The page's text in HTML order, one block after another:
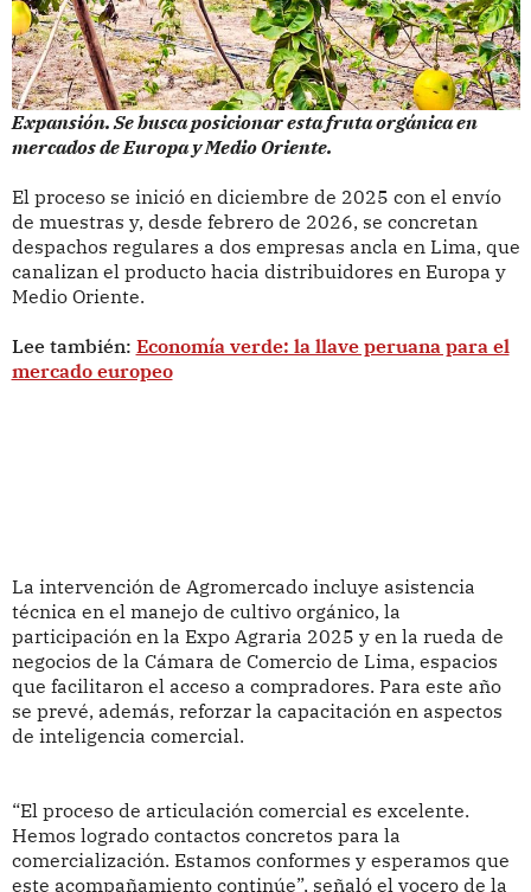
Expansión. Se busca posicionar esta fruta orgánica en
mercados de Europa y Medio Oriente.
El proceso se inició en diciembre de 2025 con el envío
de muestras y, desde febrero de 2026, se concretan
despachos regulares a dos empresas ancla en Lima, que
canalizan el producto hacia distribuidores en Europa y
Medio Oriente.
Lee también: Economía verde: la llave peruana para el
mercado europeo
La intervención de Agromercado incluye asistencia
técnica en el manejo de cultivo orgánico, la
participación en la Expo Agraria 2025 y en la rueda de
negocios de la Cámara de Comercio de Lima, espacios
que facilitaron el acceso a compradores. Para este año
se prevé, además, reforzar la capacitación en aspectos
de inteligencia comercial.
“El proceso de articulación comercial es excelente.
Hemos logrado contactos concretos para la
comercialización. Estamos conformes y esperamos que
este acompañamiento continúe”, señaló el vocero de la